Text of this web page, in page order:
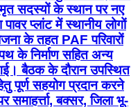
सदस्यों के स्थान पर नए
प्लांट में स्थानीय लोगों
के तहत PAF परिवारों
के निर्माण सहित अन्य
बैठक के दौरान उपस्थित
हेतु पूर्ण सहयोग प्रदान करने
बक्सर, जिला भू-